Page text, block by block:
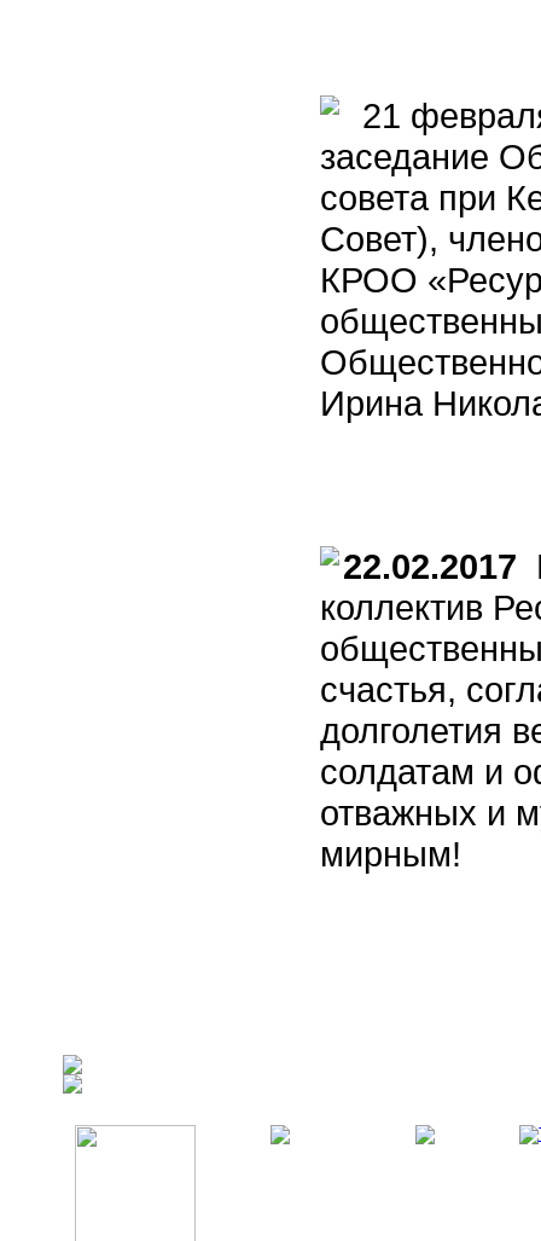
21
заседание
совета при
Совет),
КРОО
Ирина
22.02.2017
коллектив
счастья,
долголетия
солдатам и
отважных и
мирным!